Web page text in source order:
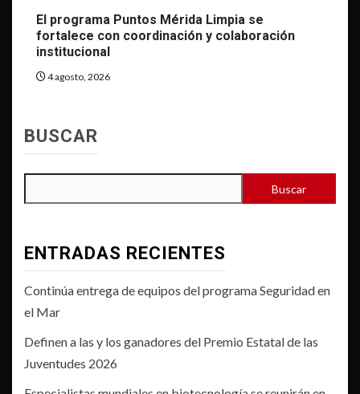
El programa Puntos Mérida Limpia se
fortalece con coordinación y colaboración
institucional
4 agosto, 2026
BUSCAR
Buscar
ENTRADAS RECIENTES
Continúa entrega de equipos del programa Seguridad en
el Mar
Definen a las y los ganadores del Premio Estatal de las
Juventudes 2026